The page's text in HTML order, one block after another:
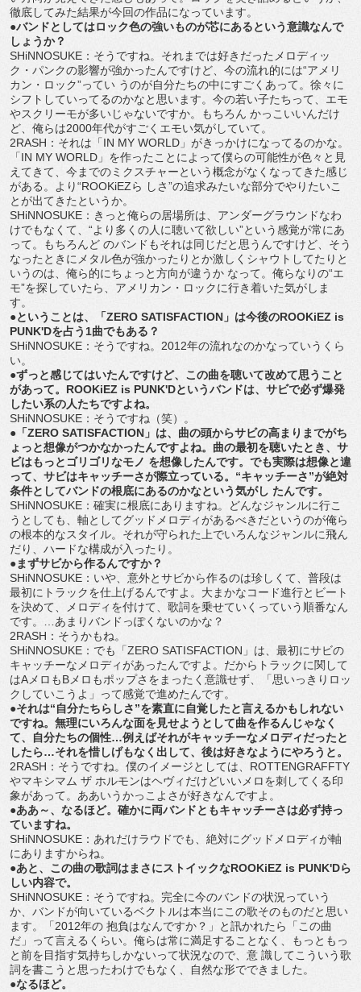
徹底してみた結果が今回の作品になっています。
●バンドとしてはロック色の強いものが芯にあるという意識なんで
しょうか？
SHiNNOSUKE：そうですね。それまでは好きだったメロディッ
ク・パンクの影響が強かったんですけど、今の流れ的には“アメリ
カン・ロック”ってい うのが自分たちの中にすごくあって。徐々に
シフトしていってるのかなと思います。今の若い子たちって、エモ
やスクリーモが多いじゃないですか。もちろん かっこいいんだけ
ど、俺らは2000年代がすごくエモい気がしていて。
2RASH：それは「IN MY WORLD」がきっかけになってるのかな。
「IN MY WORLD」を作ったことによって僕らの可能性が色々と見
えてきて、今までのミクスチャーという概念がなくなってきた感じ
がある。より“ROOKiEZら しさ”の追求みたいな部分でやりたいこ
とが出てきたというか。
SHiNNOSUKE：きっと俺らの居場所は、アンダーグラウンドなわ
けでもなくて、“より多くの人に聴いて欲しい”という感覚が常にあ
って。もちろんど のバンドもそれは同じだと思うんですけど、そう
なったときにメタル色が強かったりとか激しくシャウトしてたりと
いうのは、俺ら的にちょっと方向が違うか なって。俺らなりの“エ
モ”を探していたら、アメリカン・ロックに行き着いた気がしま
す。
●ということは、「ZERO SATISFACTION」は今後のROOKiEZ is
PUNK'Dを占う1曲でもある？
SHiNNOSUKE：そうですね。2012年の流れなのかなっていうくら
い。
●ずっと感じてはいたんですけど、この曲を聴いて改めて思うこと
があって。ROOKiEZ is PUNK'Dというバンドは、サビで必ず爆発
したい系の人たちですよね。
SHiNNOSUKE：そうですね（笑）。
●「ZERO SATISFACTION」は、曲の頭からサビの高まりまでがち
ょっと想像がつかなかったんですよね。曲の最初を聴いたとき、サ
ビはもっとゴリゴリなモノ を想像したんです。でも実際は想像と違
って、サビはキャッチーさが際立っている。“キャッチーさ”が絶対
条件としてバンドの根底にあるのかなという気がし たんです。
SHiNNOSUKE：確実に根底にありますね。どんなジャンルに行こ
うとしても、軸としてグッドメロディがあるべきだというのが俺ら
の根本的なスタイル。それが守られた上でいろんなジャンルに飛ん
だり、ハードな構成が入ったり。
●まずサビから作るんですか？
SHiNNOSUKE：いや、意外とサビから作るのは珍しくて、普段は
最初にトラックを仕上げるんですよ。大まかなコード進行とビート
を決めて、メロディを付けて、歌詞を乗せていくっていう順番なん
です。…あまりバンドっぽくないのかな？
2RASH：そうかもね。
SHiNNOSUKE：でも「ZERO SATISFACTION」は、最初にサビの
キャッチーなメロディがあったんですよ。だからトラックに関して
はAメロもBメロもポップさをまったく意識せず、「思いっきりロッ
クしていこうよ」って感覚で進めたんです。
●それは“自分たちらしさ”を素直に自覚したと言えるかもしれない
ですね。無理にいろんな面を見せようとして曲を作るんじゃなく
て、自分たちの個性…例えばそれがキャッチーなメロディだったと
したら…それを惜しげもなく出して、後は好きなようにやろうと。
2RASH：そうですね。僕のイメージとしては、ROTTENGRAFFTY
やマキシマム ザ ホルモンはヘヴィだけどいいメロを刺してくる印
象があって。ああいうかっこよさが好きなんですよ。
●ああ～、なるほど。確かに両バンドともキャッチーさは必ず持っ
ていますね。
SHiNNOSUKE：あれだけラウドでも、絶対にグッドメロディが軸
にありますからね。
●あと、この曲の歌詞はまさにストイックなROOKiEZ is PUNK'Dら
しい内容で。
SHiNNOSUKE：そうですね。完全に今のバンドの状況っていう
か、バンドが向いているベクトルは本当にこの歌そのものだと思い
ます。「2012年の 抱負はなんですか？」と訊かれたら「この曲
だ」って言えるくらい。俺らは常に満足することなく、もっともっ
と前を目指す気持ちしかないって状況なので、意 識してこういう歌
詞を書こうと思ったわけでもなく、自然な形でできました。
●なるほど。